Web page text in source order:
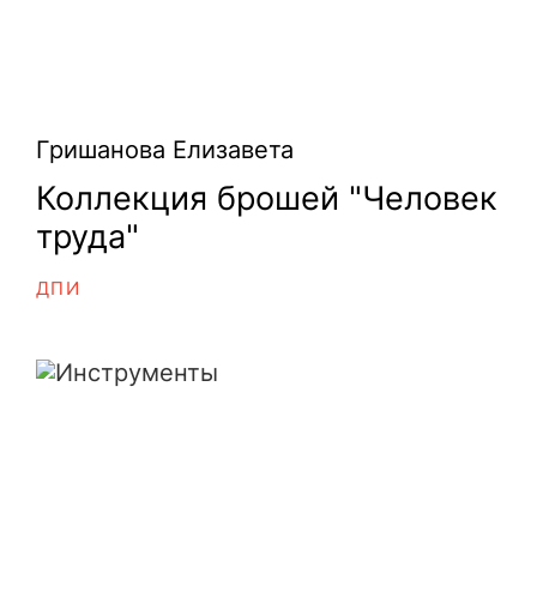
Гришанова Елизавета
Коллекция брошей "Человек
труда"
ДПИ
Инструменты